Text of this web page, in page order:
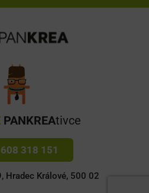
PANKREAtivce
318 151
Hradec Králové, 500 02